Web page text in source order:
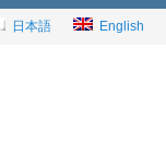
日本語 English